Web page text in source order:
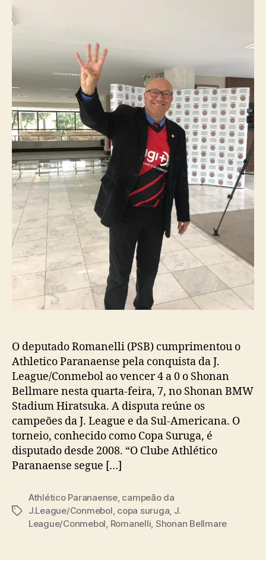
O deputado Romanelli (PSB) cumprimentou o
Athletico Paranaense pela conquista da J.
League/Conmebol ao vencer 4 a 0 o Shonan
Bellmare nesta quarta-feira, 7, no Shonan BMW
Stadium Hiratsuka. A disputa reúne os
campeões da J. League e da Sul-Americana. O
torneio, conhecido como Copa Suruga, é
disputado desde 2008. “O Clube Athlético
Paranaense segue […]
Tags
Athlético Paranaense, campeão da
J.League/Conmebol, copa suruga, J.
League/Conmebol, Romanelli, Shonan Bellmare